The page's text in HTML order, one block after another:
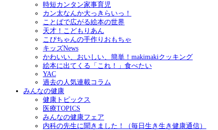
時短カンタン家事育児
カン太なんか大っきらいっ！
ことばで広がる絵本の世界
天才！こどもりあん
こぴちゃんの手作りおもちゃ
キッズNews
かわいい、おいしい、簡単！makimakiクッキング
絵本に出てくる「これ！」食べたい
YAC
過去の人気連載コラム
みんなの健康
健康トピックス
医療TOPICS
みんなの健康フェア
内科の先生に聞きました！（毎日生き生き健康通信）